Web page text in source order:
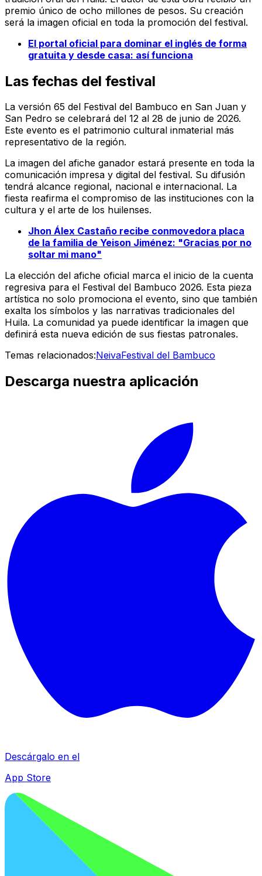
premio único de ocho millones de pesos. Su creación
será la imagen oficial en toda la promoción del festival.
El portal oficial para dominar el inglés de forma
gratuita y desde casa: así funciona
Las fechas del festival
La versión 65 del Festival del Bambuco en San Juan y
San Pedro se celebrará del 12 al 28 de junio de 2026.
Este evento es el patrimonio cultural inmaterial más
representativo de la región.
La imagen del afiche ganador estará presente en toda la
comunicación impresa y digital del festival. Su difusión
tendrá alcance regional, nacional e internacional. La
fiesta reafirma el compromiso de las instituciones con la
cultura y el arte de los huilenses.
Jhon Álex Castaño recibe conmovedora placa
de la familia de Yeison Jiménez: "Gracias por no
soltar mi mano"
La elección del afiche oficial marca el inicio de la cuenta
regresiva para el Festival del Bambuco 2026. Esta pieza
artística no solo promociona el evento, sino que también
exalta los símbolos y las narrativas tradicionales del
Huila. La comunidad ya puede identificar la imagen que
definirá esta nueva edición de sus fiestas patronales.
Temas relacionados:NeivaFestival del Bambuco
Descarga nuestra aplicación
Descárgalo en el
App Store